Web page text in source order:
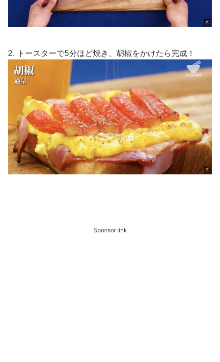
2. トースターで5分ほど焼き、胡椒をかけたら完成！
Sponsor link